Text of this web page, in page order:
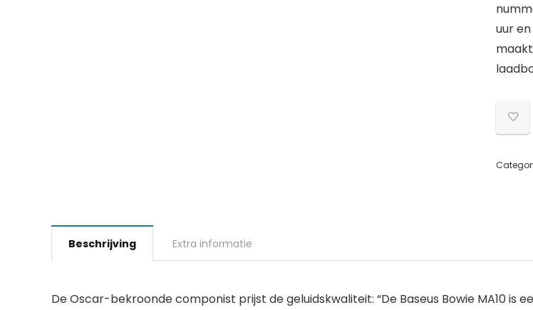
uur
Beschrijving Extra informatie
De Oscar-bekroonde componist prijst de geluidskwaliteit: “De Baseus Bowie MA10